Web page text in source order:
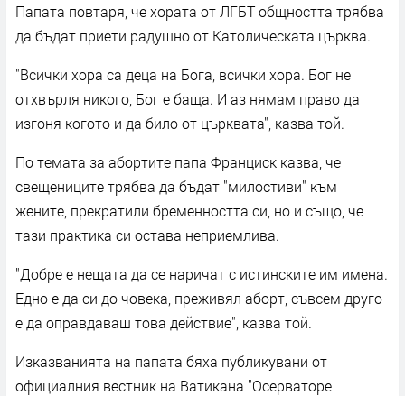
Папата повтаря, че хората от ЛГБТ общността трябва
да бъдат приети радушно от Католическата църква.
"Всички хора са деца на Бога, всички хора. Бог не
отхвърля никого, Бог е баща. И аз нямам право да
изгоня когото и да било от църквата", казва той.
По темата за абортите папа Франциск казва, че
свещениците трябва да бъдат "милостиви" към
жените, прекратили бременността си, но и също, че
тази практика си остава неприемлива.
"Добре е нещата да се наричат с истинските им имена.
Едно е да си до човека, преживял аборт, съвсем друго
е да оправдаваш това действие", казва той.
Изказванията на папата бяха публикувани от
официалния вестник на Ватикана "Осерваторе